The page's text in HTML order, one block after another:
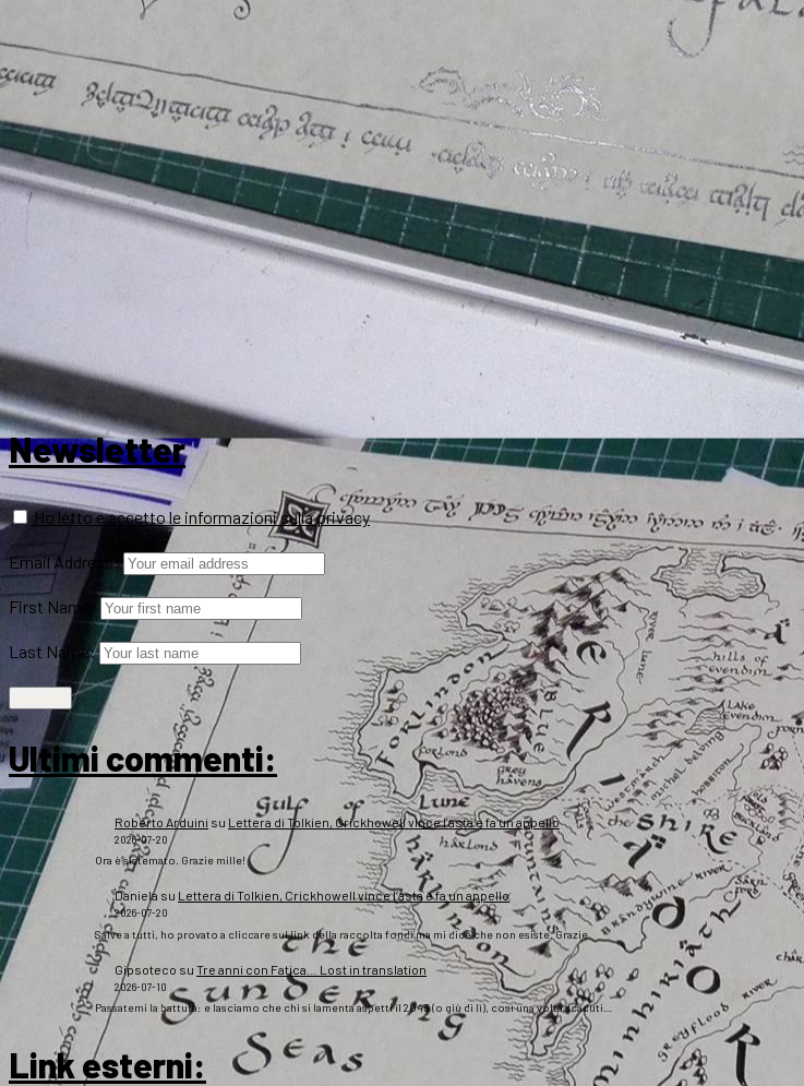
Newsletter
Ho letto e accetto le informazioni sulla privacy
Email Address:
First Name:
Last Name:
Ultimi commenti:
Roberto Arduini su Lettera di Tolkien, Crickhowell vince l’asta e fa un appello
2026-07-20
Ora è sistemato. Grazie mille!
Daniela su Lettera di Tolkien, Crickhowell vince l’asta e fa un appello
2026-07-20
Salve a tutti, ho provato a cliccare sul link della raccolta fondi ma mi dice che non esiste. Grazie
Gipsoteco su Tre anni con Fatica… Lost in translation
2026-07-10
Passatemi la battuta: e lasciamo che chi si lamenta aspetti il 2043 (o giù di lì), così una volta scaduti…
Link esterni: